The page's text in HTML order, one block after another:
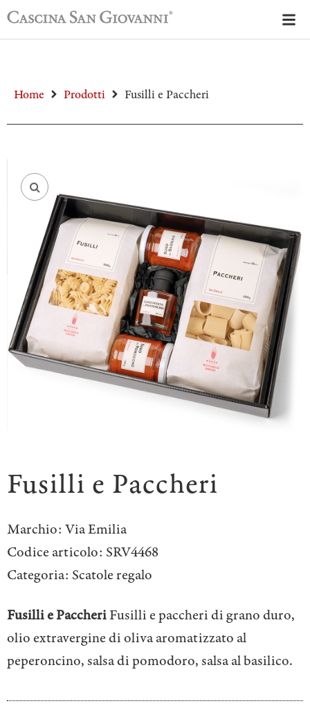
Home Prodotti Fusilli e Paccheri
Fusilli e Paccheri
Marchio: Via Emilia
Codice articolo: SRV4468
Categoria: Scatole regalo
Fusilli e PaccheriFusilli e paccheri di grano duro,
olio extravergine di oliva aromatizzato al
peperoncino, salsa di pomodoro, salsa al basilico.